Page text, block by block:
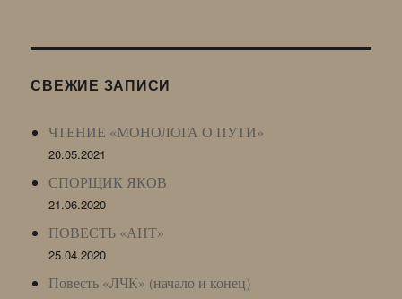
LJ
СВЕЖИЕ ЗАПИСИ
ЧТЕНИЕ «МОНОЛОГА О ПУТИ»
20.05.2021
СПОРЩИК ЯКОВ
21.06.2020
ПОВЕСТЬ «АНТ»
25.04.2020
Повесть «ЛЧК» (начало и конец)